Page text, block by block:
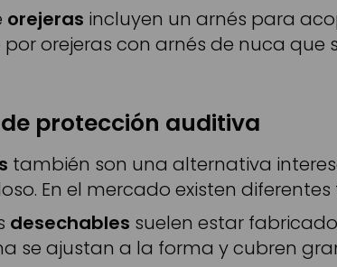
orejeras incluyen un arnés para
orejeras con arnés de nuca que
protección auditiva
también son una alternativa
En el mercado existen
desechables suelen estar
se ajustan a la forma y cubren